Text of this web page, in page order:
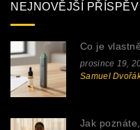
NEJNOVĚJŠÍ
Co je
prosince 19,
Samuel
Jak